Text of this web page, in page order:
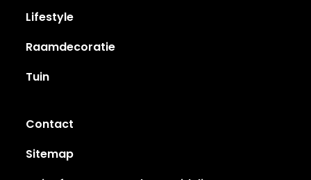
Lifestyle
Raamdecoratie
Tuin
Contact
Sitemap